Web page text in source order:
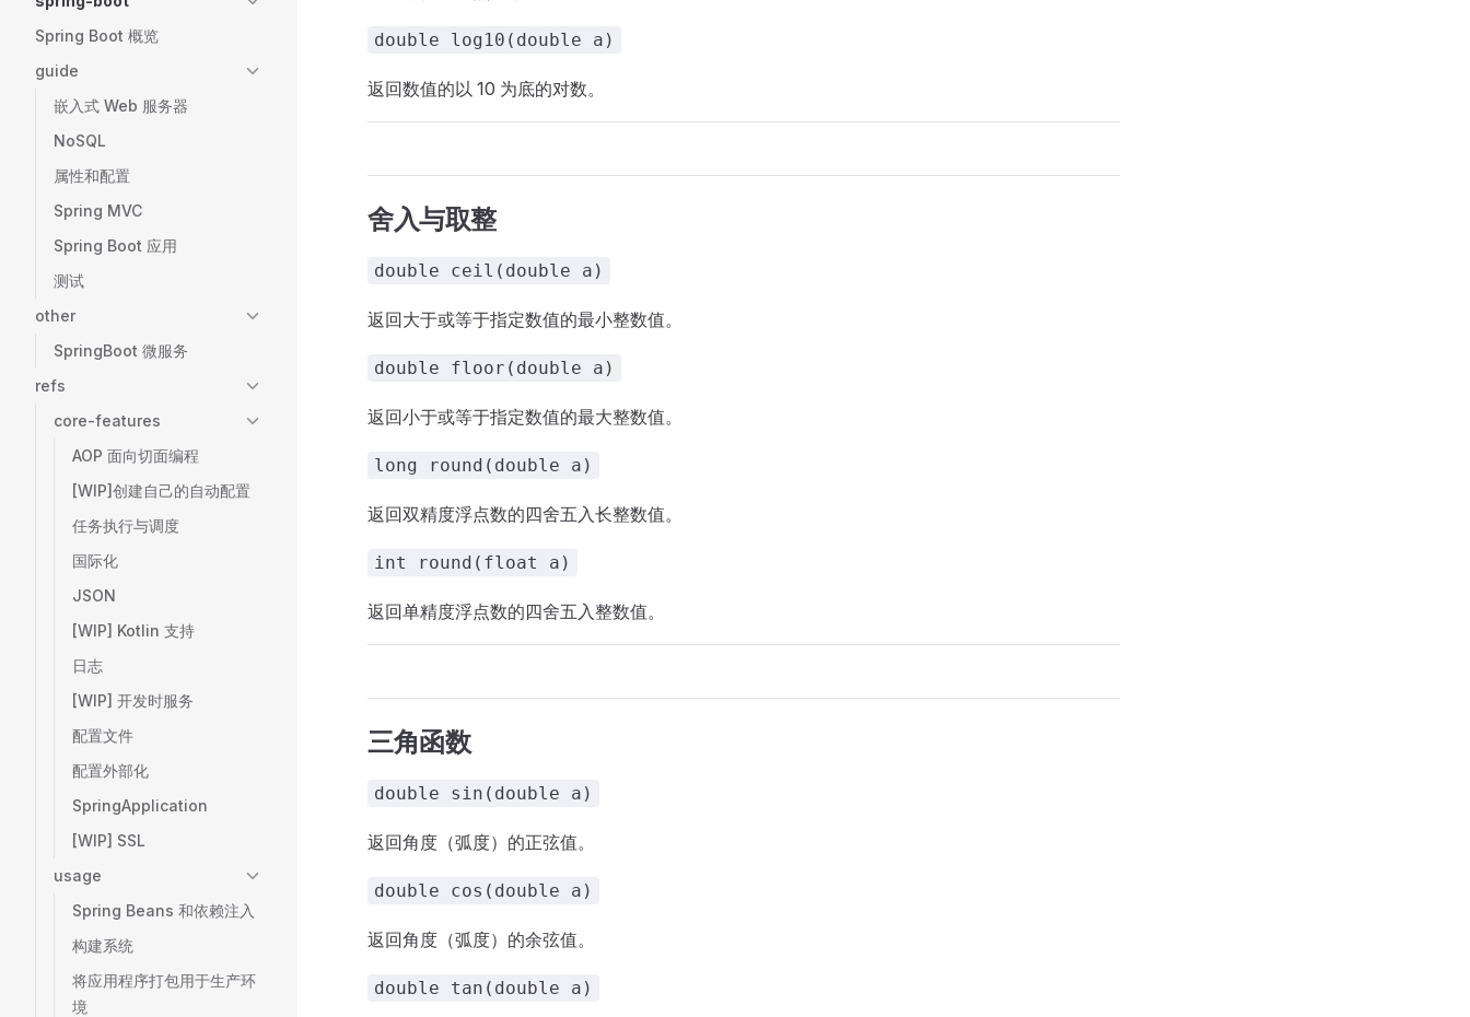
Spring Boot 概览
guide
嵌入式 Web 服务器
NoSQL
属性和配置
Spring MVC
Spring Boot 应用
测试
other
SpringBoot 微服务
refs
core-features
AOP 面向切面编程
[WIP]创建自己的自动配置
任务执行与调度
国际化
JSON
[WIP] Kotlin 支持
日志
[WIP] 开发时服务
配置文件
配置外部化
SpringApplication
[WIP] SSL
usage
Spring Beans 和依赖注入
构建系统
将应用程序打包用于生产环
境
double log10(double a)
返回数值的以 10 为底的对数。
舍入与取整
double ceil(double a)
返回大于或等于指定数值的最小整数值。
double floor(double a)
返回小于或等于指定数值的最大整数值。
long round(double a)
返回双精度浮点数的四舍五入长整数值。
int round(float a)
返回单精度浮点数的四舍五入整数值。
三角函数
double sin(double a)
返回角度（弧度）的正弦值。
double cos(double a)
返回角度（弧度）的余弦值。
double tan(double a)